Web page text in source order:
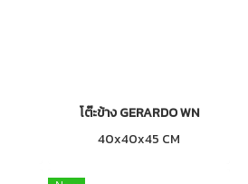
โต๊ะข้าง GERARDO WN
40x40x45 CM